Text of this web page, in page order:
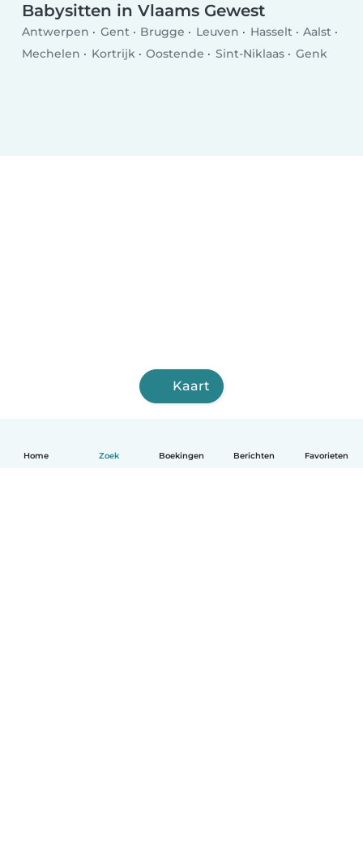
Home Zoek Boekingen Berichten Favorieten
Babysitten in Vlaams Gewest
Antwerpen Gent Brugge Leuven Hasselt
Aalst
Mechelen
Kortrijk Oostende Sint-Niklaas Genk
Kaart